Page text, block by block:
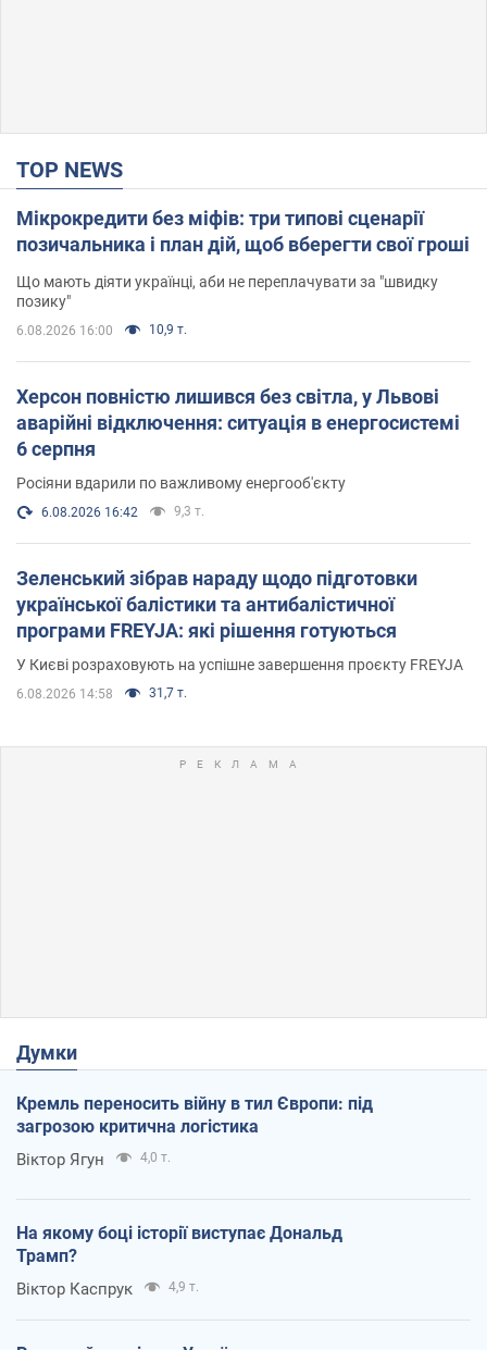
TOP NEWS
Мікрокредити без міфів: три типові сценарії
позичальника і план дій, щоб вберегти свої гроші
Що мають діяти українці, аби не переплачувати за "швидку
позику"
6.08.2026 16:00 10,9 т.
Херсон повністю лишився без світла, у Львові
аварійні відключення: ситуація в енергосистемі
6 серпня
Росіяни вдарили по важливому енергооб'єкту
6.08.2026 16:42 9,3 т.
Зеленський зібрав нараду щодо підготовки
української балістики та антибалістичної
програми FREYJA: які рішення готуються
У Києві розраховують на успішне завершення проєкту FREYJA
6.08.2026 14:58 31,7 т.
Думки
Кремль переносить війну в тил Європи: під
загрозою критична логістика
Віктор Ягун 4,0 т.
На якому боці історії виступає Дональд
Трамп?
Віктор Каспрук 4,9 т.